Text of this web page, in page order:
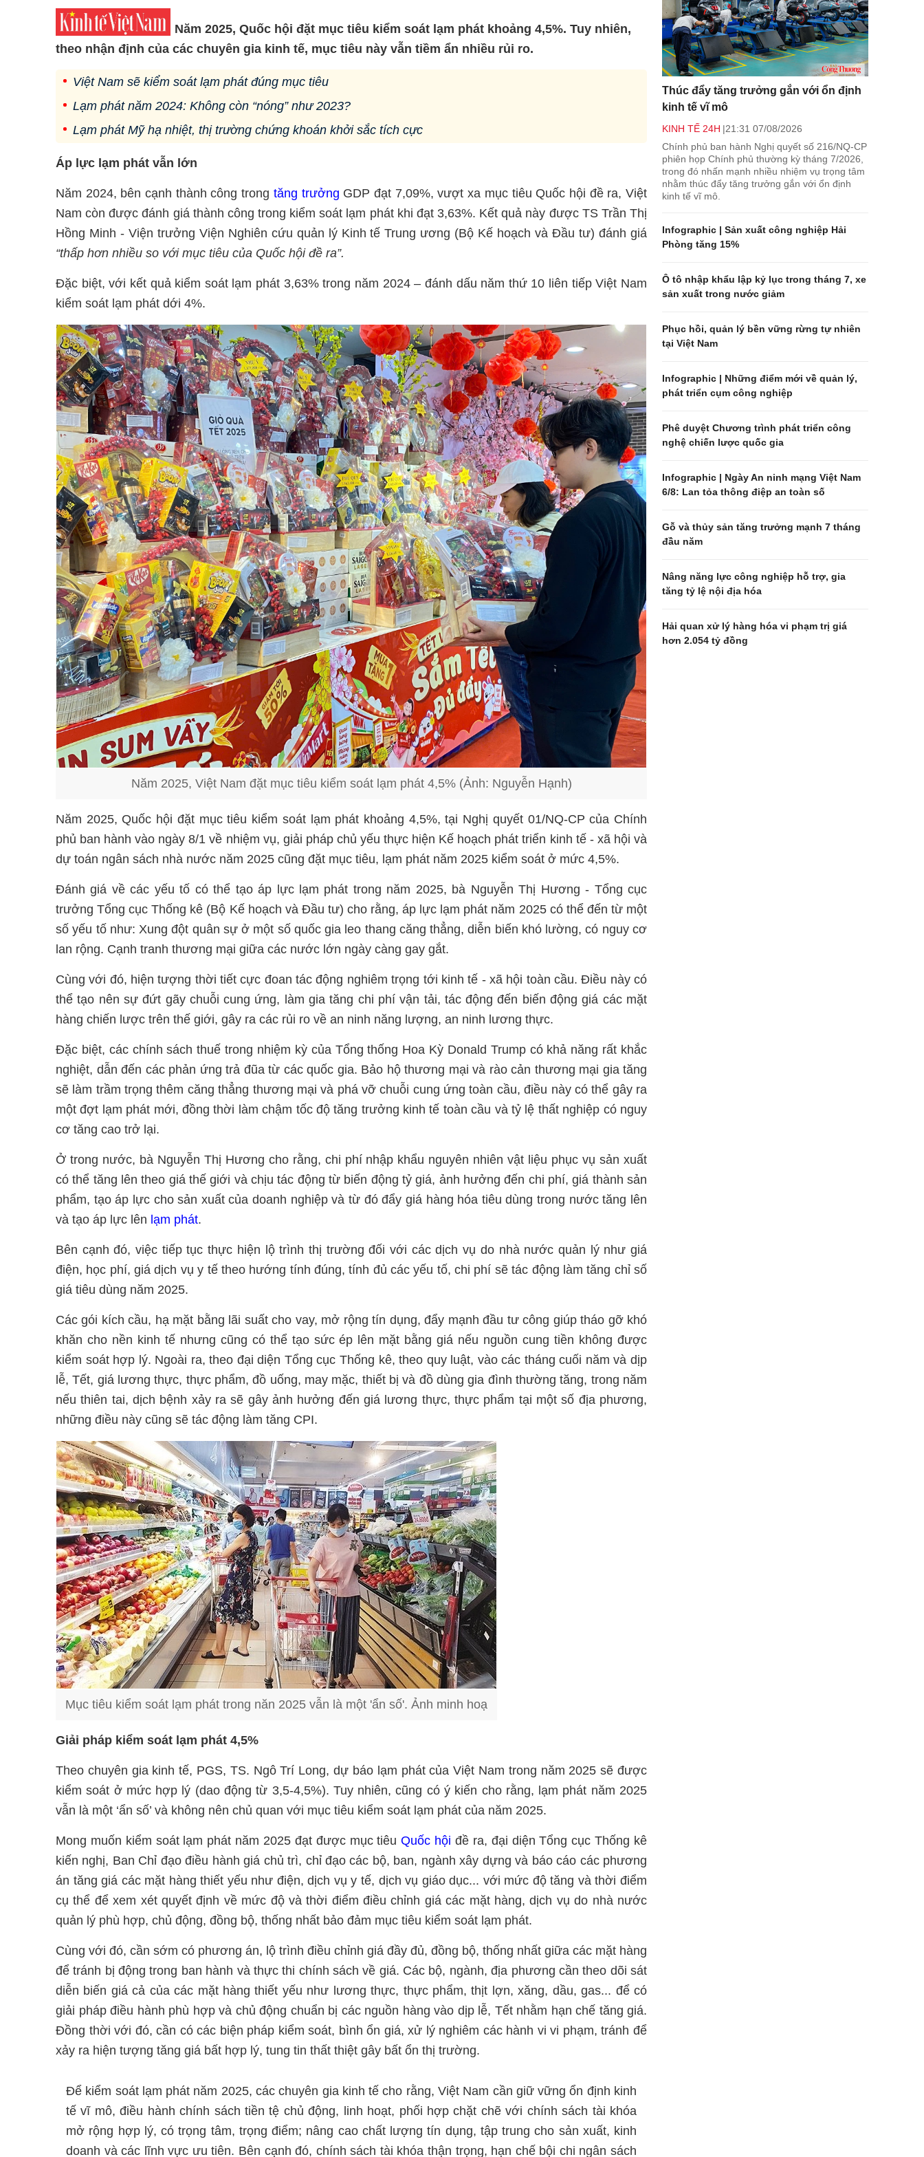
Năm 2025, Quốc hội đặt mục tiêu kiểm soát lạm phát khoảng 4,5%. Tuy nhiên,
theo nhận định của các chuyên gia kinh tế, mục tiêu này vẫn tiềm ẩn nhiều rủi ro.
Việt Nam sẽ kiểm soát lạm phát đúng mục tiêu
Lạm phát năm 2024: Không còn “nóng” như 2023?
Lạm phát Mỹ hạ nhiệt, thị trường chứng khoán khởi sắc tích cực
Áp lực lạm phát vẫn lớn
Năm 2024, bên cạnh thành công trong tăng trưởng GDP đạt 7,09%, vượt xa mục tiêu Quốc hội đề ra, Việt
Nam còn được đánh giá thành công trong kiểm soát lạm phát khi đạt 3,63%. Kết quả này được TS Trần Thị
Hồng Minh - Viện trưởng Viện Nghiên cứu quản lý Kinh tế Trung ương (Bộ Kế hoạch và Đầu tư) đánh giá
“thấp hơn nhiều so với mục tiêu của Quốc hội đề ra”.
Đặc biệt, với kết quả kiểm soát lạm phát 3,63% trong năm 2024 – đánh dấu năm thứ 10 liên tiếp Việt Nam
kiểm soát lạm phát dới 4%.
Năm 2025, Việt Nam đặt mục tiêu kiểm soát lạm phát 4,5% (Ảnh: Nguyễn Hạnh)
Năm 2025, Quốc hội đặt mục tiêu kiểm soát lạm phát khoảng 4,5%, tại Nghị quyết 01/NQ-CP của Chính
phủ ban hành vào ngày 8/1 về nhiệm vụ, giải pháp chủ yếu thực hiện Kế hoạch phát triển kinh tế - xã hội và
dự toán ngân sách nhà nước năm 2025 cũng đặt mục tiêu, lạm phát năm 2025 kiểm soát ở mức 4,5%.
Đánh giá về các yếu tố có thể tạo áp lực lạm phát trong năm 2025, bà Nguyễn Thị Hương - Tổng cục
trưởng Tổng cục Thống kê (Bộ Kế hoạch và Đầu tư) cho rằng, áp lực lạm phát năm 2025 có thể đến từ một
số yếu tố như: Xung đột quân sự ở một số quốc gia leo thang căng thẳng, diễn biến khó lường, có nguy cơ
lan rộng. Cạnh tranh thương mại giữa các nước lớn ngày càng gay gắt.
Cùng với đó, hiện tượng thời tiết cực đoan tác động nghiêm trọng tới kinh tế - xã hội toàn cầu. Điều này có
thể tạo nên sự đứt gãy chuỗi cung ứng, làm gia tăng chi phí vận tải, tác động đến biến động giá các mặt
hàng chiến lược trên thế giới, gây ra các rủi ro về an ninh năng lượng, an ninh lương thực.
Đặc biệt, các chính sách thuế trong nhiệm kỳ của Tổng thống Hoa Kỳ Donald Trump có khả năng rất khắc
nghiệt, dẫn đến các phản ứng trả đũa từ các quốc gia. Bảo hộ thương mại và rào cản thương mại gia tăng
sẽ làm trầm trọng thêm căng thẳng thương mại và phá vỡ chuỗi cung ứng toàn cầu, điều này có thể gây ra
một đợt lạm phát mới, đồng thời làm chậm tốc độ tăng trưởng kinh tế toàn cầu và tỷ lệ thất nghiệp có nguy
cơ tăng cao trở lại.
Ở trong nước, bà Nguyễn Thị Hương cho rằng, chi phí nhập khẩu nguyên nhiên vật liệu phục vụ sản xuất
có thể tăng lên theo giá thế giới và chịu tác động từ biến động tỷ giá, ảnh hưởng đến chi phí, giá thành sản
phẩm, tạo áp lực cho sản xuất của doanh nghiệp và từ đó đẩy giá hàng hóa tiêu dùng trong nước tăng lên
và tạo áp lực lên lạm phát.
Bên cạnh đó, việc tiếp tục thực hiện lộ trình thị trường đối với các dịch vụ do nhà nước quản lý như giá
điện, học phí, giá dịch vụ y tế theo hướng tính đúng, tính đủ các yếu tố, chi phí sẽ tác động làm tăng chỉ số
giá tiêu dùng năm 2025.
Các gói kích cầu, hạ mặt bằng lãi suất cho vay, mở rộng tín dụng, đẩy mạnh đầu tư công giúp tháo gỡ khó
khăn cho nền kinh tế nhưng cũng có thể tạo sức ép lên mặt bằng giá nếu nguồn cung tiền không được
kiểm soát hợp lý. Ngoài ra, theo đại diện Tổng cục Thống kê, theo quy luật, vào các tháng cuối năm và dịp
lễ, Tết, giá lương thực, thực phẩm, đồ uống, may mặc, thiết bị và đồ dùng gia đình thường tăng, trong năm
nếu thiên tai, dịch bệnh xảy ra sẽ gây ảnh hưởng đến giá lương thực, thực phẩm tại một số địa phương,
những điều này cũng sẽ tác động làm tăng CPI.
Mục tiêu kiểm soát lạm phát trong năn 2025 vẫn là một 'ẩn số'. Ảnh minh hoạ
Giải pháp kiểm soát lạm phát 4,5%
Theo chuyên gia kinh tế, PGS, TS. Ngô Trí Long, dự báo lạm phát của Việt Nam trong năm 2025 sẽ được
kiểm soát ở mức hợp lý (dao động từ 3,5-4,5%). Tuy nhiên, cũng có ý kiến cho rằng, lạm phát năm 2025
vẫn là một ‘ẩn số’ và không nên chủ quan với mục tiêu kiểm soát lạm phát của năm 2025.
Mong muốn kiểm soát lạm phát năm 2025 đạt được mục tiêuQuốc hội đề ra, đại diện Tổng cục Thống kê
kiến nghị, Ban Chỉ đạo điều hành giá chủ trì, chỉ đạo các bộ, ban, ngành xây dựng và báo cáo các phương
án tăng giá các mặt hàng thiết yếu như điện, dịch vụ y tế, dịch vụ giáo dục... với mức độ tăng và thời điểm
cụ thể để xem xét quyết định về mức độ và thời điểm điều chỉnh giá các mặt hàng, dịch vụ do nhà nước
quản lý phù hợp, chủ động, đồng bộ, thống nhất bảo đảm mục tiêu kiểm soát lạm phát.
Cùng với đó, cần sớm có phương án, lộ trình điều chỉnh giá đầy đủ, đồng bộ, thống nhất giữa các mặt hàng
để tránh bị động trong ban hành và thực thi chính sách về giá. Các bộ, ngành, địa phương cần theo dõi sát
diễn biến giá cả của các mặt hàng thiết yếu như lương thực, thực phẩm, thịt lợn, xăng, dầu, gas... để có
giải pháp điều hành phù hợp và chủ động chuẩn bị các nguồn hàng vào dịp lễ, Tết nhằm hạn chế tăng giá.
Đồng thời với đó, cần có các biện pháp kiểm soát, bình ổn giá, xử lý nghiêm các hành vi vi phạm, tránh để
xảy ra hiện tượng tăng giá bất hợp lý, tung tin thất thiệt gây bất ổn thị trường.
Để kiểm soát lạm phát năm 2025, các chuyên gia kinh tế cho rằng, Việt Nam cần giữ vững ổn định kinh
tế vĩ mô, điều hành chính sách tiền tệ chủ động, linh hoạt, phối hợp chặt chẽ với chính sách tài khóa
mở rộng hợp lý, có trọng tâm, trọng điểm; nâng cao chất lượng tín dụng, tập trung cho sản xuất, kinh
doanh và các lĩnh vực ưu tiên. Bên cạnh đó, chính sách tài khóa thận trọng, hạn chế bội chi ngân sách
Thúc đẩy tăng trưởng gắn với ổn định
kinh tế vĩ mô
KINH TẾ 24H 21:31 07/08/2026
Chính phủ ban hành Nghị quyết số 216/NQ-CP
phiên họp Chính phủ thường kỳ tháng 7/2026,
trong đó nhấn mạnh nhiều nhiệm vụ trọng tâm
nhằm thúc đẩy tăng trưởng gắn với ổn định
kinh tế vĩ mô.
Infographic | Sản xuất công nghiệp Hải
Phòng tăng 15%
Ô tô nhập khẩu lập kỷ lục trong tháng 7, xe
sản xuất trong nước giảm
Phục hồi, quản lý bền vững rừng tự nhiên
tại Việt Nam
Infographic | Những điểm mới về quản lý,
phát triển cụm công nghiệp
Phê duyệt Chương trình phát triển công
nghệ chiến lược quốc gia
Infographic | Ngày An ninh mạng Việt Nam
6/8: Lan tỏa thông điệp an toàn số
Gỗ và thủy sản tăng trưởng mạnh 7 tháng
đầu năm
Nâng năng lực công nghiệp hỗ trợ, gia
tăng tỷ lệ nội địa hóa
Hải quan xử lý hàng hóa vi phạm trị giá
hơn 2.054 tỷ đồng